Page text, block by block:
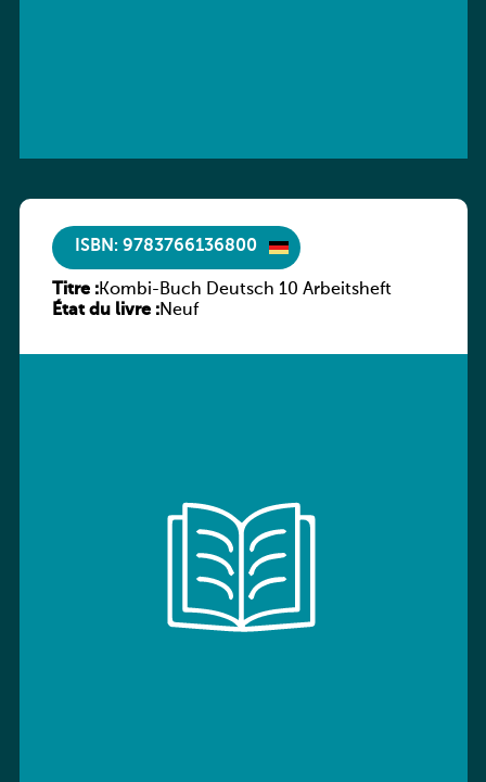
ISBN: 9783766136800
Titre :Kombi-Buch Deutsch 10 Arbeitsheft
État du livre :Neuf